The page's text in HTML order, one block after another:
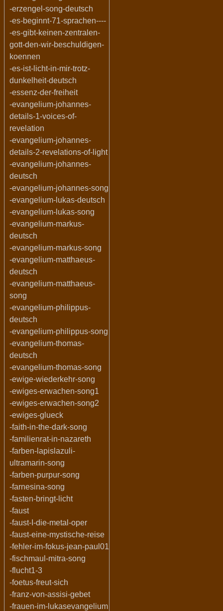
-erzengel-song-deutsch
-es-beginnt-71-sprachen----
-es-gibt-keinen-zentralen-
gott-den-wir-beschuldigen-
koennen
-es-ist-licht-in-mir-trotz-
dunkelheit-deutsch
-essenz-der-freiheit
-evangelium-johannes-
details-1-voices-of-
revelation
-evangelium-johannes-
details-2-revelations-of-light
-evangelium-johannes-
deutsch
-evangelium-johannes-song
-evangelium-lukas-deutsch
-evangelium-lukas-song
-evangelium-markus-
deutsch
-evangelium-markus-song
-evangelium-matthaeus-
deutsch
-evangelium-matthaeus-
song
-evangelium-philippus-
deutsch
-evangelium-philippus-song
-evangelium-thomas-
deutsch
-evangelium-thomas-song
-ewige-wiederkehr-song
-ewiges-erwachen-song1
-ewiges-erwachen-song2
-ewiges-glueck
-faith-in-the-dark-song
-familienrat-in-nazareth
-farben-lapislazuli-
ultramarin-song
-farben-purpur-song
-farnesina-song
-fasten-bringt-licht
-faust
-faust-I-die-metal-oper
-faust-eine-mystische-reise
-fehler-im-fokus-jean-paul01
-fischmaul-mitra-song
-flucht1-3
-foetus-freut-sich
-franz-von-assisi-gebet
-frauen-im-lukasevangelium